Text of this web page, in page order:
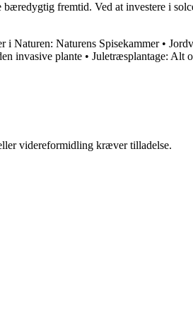
fremtid. Ved at investere i
i Naturen: Naturens Spisekammer•
invasive plante • Juletræsplantage: Alt
videreformidling kræver tilladelse.